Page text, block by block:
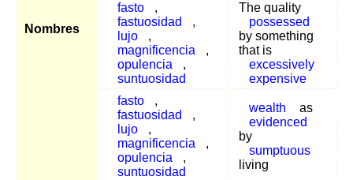
Nombres
fasto
,
fastuosidad
,
lujo
,
magnificencia
,
opulencia
,
suntuosidad
The quality
possessed
by something
that is
excessively
expensive
fasto
,
fastuosidad
,
lujo
,
magnificencia
,
opulencia
,
suntuosidad
wealth
as
evidenced
by
sumptuous
living